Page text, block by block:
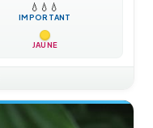
💧 💧 💧
IMPORTANT
JAUNE